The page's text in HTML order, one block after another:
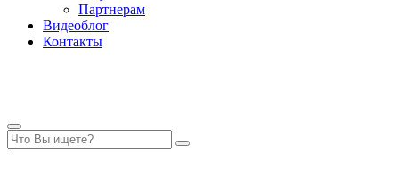
Партнерам
Видеоблог
Контакты